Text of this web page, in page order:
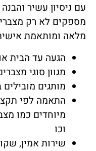
עם ניסיון עשיר
מספקים לא רק
מלאה ומותאמת
הגעה עד הבית או
מגוון סוגי
מותגים
התאמה לפי
מיוחדים כמו
וכו
שירות אמין,